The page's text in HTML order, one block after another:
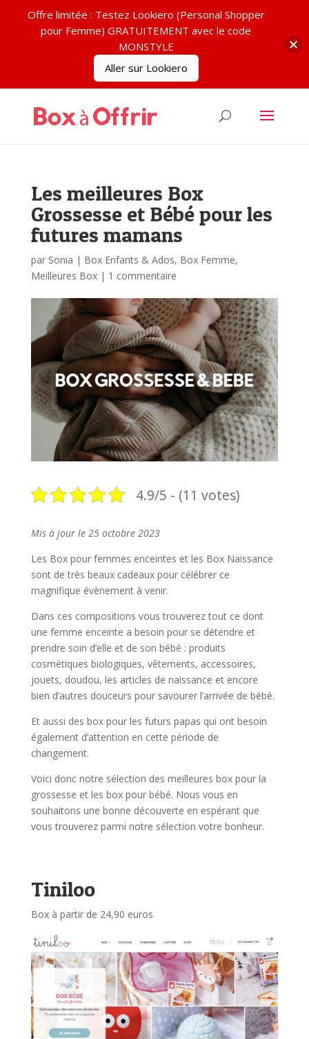
Les meilleures Box
Grossesse et Bébé pour les
futures mamans
par Sonia | Box Enfants & Ados, Box Femme,
Meilleures Box| 1 commentaire
4.9/5 - (11 votes)
Mis à jour le 25 octobre 2023
Les Box pour femmes enceintes et les Box Naissance
sont de très beaux cadeaux pour célébrer ce
magnifique évènement à venir.
Dans ces compositions vous trouverez tout ce dont
une femme enceinte a besoin pour se détendre et
prendre soin d’elle et de son bébé : produits
cosmétiques biologiques, vêtements, accessoires,
jouets, doudou, les articles de naissance et encore
bien d’autres douceurs pour savourer l’arrivée de bébé.
Et aussi des box pour les futurs papas qui ont besoin
également d’attention en cette période de
changement.
Voici donc notre sélection des meilleures box pour la
grossesse et les box pour bébé. Nous vous en
souhaitons une bonne découverte en espérant que
vous trouverez parmi notre sélection votre bonheur.
Tiniloo
Box à partir de 24,90 euros
Offre limitée : Testez Lookiero (Personal Shopper
pour Femme) GRATUITEMENT avec le code
MONSTYLE
Aller sur Lookiero